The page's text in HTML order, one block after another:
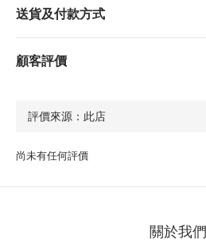
送貨及付款方式
顧客評價
尚未有任何評價
關於我們